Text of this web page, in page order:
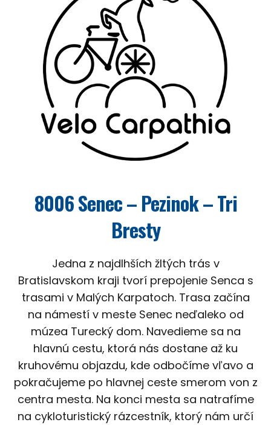
8006 Senec – Pezinok – Tri
Bresty
Jedna z najdlhších žltých trás v
Bratislavskom kraji tvorí prepojenie Senca s
trasami v Malých Karpatoch. Trasa začína
na námestí v meste Senec neďaleko od
múzea Turecký dom. Navedieme sa na
hlavnú cestu, ktorá nás dostane až ku
kruhovému objazdu, kde odbočíme vľavo a
pokračujeme po hlavnej ceste smerom von z
centra mesta. Na konci mesta sa natrafíme
na cykloturistický rázcestník, ktorý nám určí